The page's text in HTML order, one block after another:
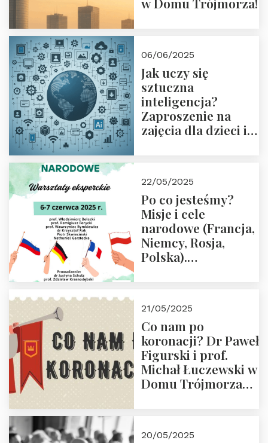
06/06/2025
Jak uczy się
sztuczna
inteligencja?
Zaproszenie na
zajęcia dla dzieci i
22/05/2025
Po co jesteśmy?
Misje i cele
narodowe (Francja,
Niemcy, Rosja,
Polska).
Zapraszamy do
zapisów.
21/05/2025
Co nam po
koronacji? Dr Paweł
Figurski i prof.
Michał Łuczewski w
Domu Trójmorza
20/05/2025